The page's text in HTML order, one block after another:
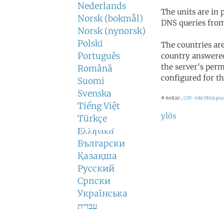
Nederlands
Norsk (bokmål)
Norsk (nynorsk)
Polski
Português
Română
Suomi
Svenska
Tiếng Việt
Türkçe
Ελληνικά
Български
Қазақша
Русский
Српски
Українська
עברית
The units are in
DNS queries
The countries
country
the server's
configured for
# 60820 , CSV-loki Mitä
ylös